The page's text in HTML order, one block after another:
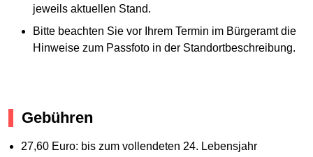
jeweils aktuellen Stand.
Bitte beachten Sie vor Ihrem Termin im Bürgeramt die
Hinweise zum Passfoto in der Standortbeschreibung.
Gebühren
27,60 Euro: bis zum vollendeten 24. Lebensjahr